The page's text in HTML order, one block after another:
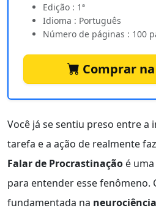
Edição : 1ª
Idioma : Português
Número de páginas : 100
Comprar
Você já se sentiu preso entre a
tarefa e a ação de realmente
Falar de Procrastinação é
para entender esse fenômeno.
fundamentada na neurociência